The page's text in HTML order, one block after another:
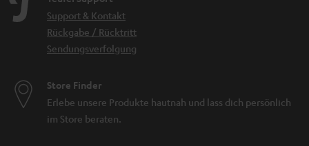
Support & Kontakt
Rückgabe / Rücktritt
Sendungsverfolgung
Store Finder
Erlebe unsere Produkte hautnah und lass dich persönlich
im Store beraten.